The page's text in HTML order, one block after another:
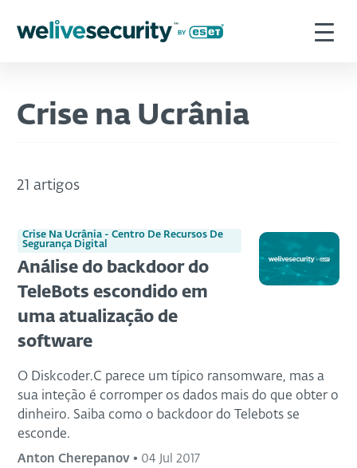
Crise na Ucrânia
21 artigos
Crise Na Ucrânia - Centro De Recursos De
Segurança Digital
Análise do backdoor do
TeleBots escondido em
uma atualização de
software
O Diskcoder.C parece um típico ransomware, mas a
sua inteção é corromper os dados mais do que obter o
dinheiro. Saiba como o backdoor do Telebots se
esconde.
Anton Cherepanov • 04 Jul 2017